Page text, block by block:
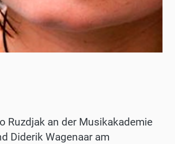
Ruzdjak an der Musikakademie
Diderik Wagenaar am